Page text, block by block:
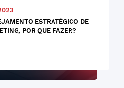
ESTRATÉGICO DE
POR QUE FAZER?